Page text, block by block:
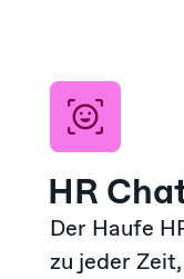
HR
Der Haufe
zu jeder